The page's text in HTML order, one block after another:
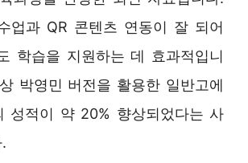
업과 QR 콘텐츠 연동이 잘 되어
학습을 지원하는 데 효과적입니
박영민 버전을 활용한 일반고에
성적이 약 20% 향상되었다는 사